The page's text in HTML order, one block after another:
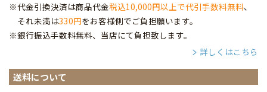
※代金引換決済は商品代金税込10,000円以上で代引手数料無料、
それ未満は330円をお客様側でご負担願います。
※銀行振込手数料無料、当店にて負担致します。
詳しくはこちら
送料について